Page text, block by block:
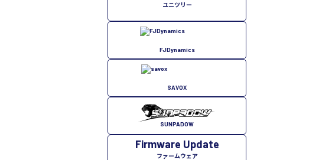
ユニツリー
FJDynamics
SAVOX
SUNPADOW
Firmware Update
ファームウェア